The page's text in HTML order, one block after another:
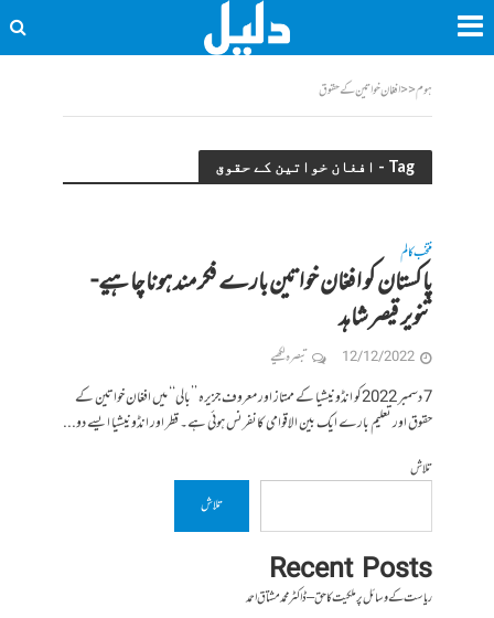
ہوم<<افغان خواتین کے حقوق
Tag - افغان خواتین کے حقوق
منتخب کالم
پاکستان کو افغان خواتین بارے فکر مند ہونا چاہیے-
تنویر قیصر شاہد
12/12/2022 تبصرہ لکھیے
7 دسمبر 2022کو انڈونیشیا کے ممتاز اور معروف جزیرہ ’’بالی‘‘ میں افغان خواتین کے
حقوق اور تعلیم بارے ایک بین الاقوامی کانفرنس ہوئی ہے۔ قطر اور انڈونیشیا ایسے دو...
تلاش
تلاش
Recent Posts
ریاست کے وسائل پر ملکیت کا حق – ڈاکٹر محمد مشتاق احمد